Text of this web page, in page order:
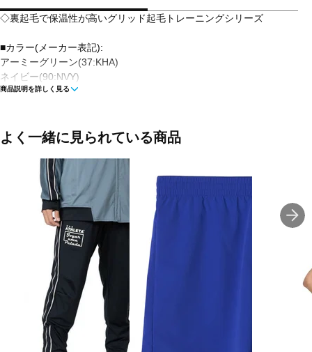
◇裏起毛で保温性が高いグリッド起毛トレーニングシリーズ
■カラー(メーカー表記):
アーミーグリーン(37:KHA)
ネイビー(90:NVY)
ブルーグレー(46:BGR)
■生産国:ミャンマー
■2024年モデル
■メーカー型番：04160
商品説明を詳しく見る
よく一緒に見られている商品